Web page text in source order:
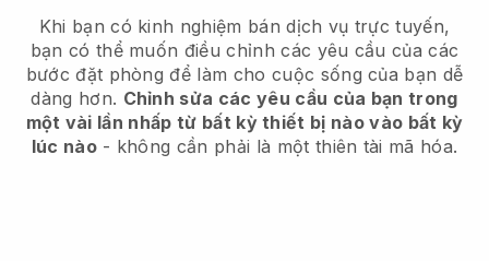
Khi bạn có kinh nghiệm bán dịch vụ trực tuyến,
bạn có thể muốn điều chỉnh các yêu cầu của các
bước đặt phòng để làm cho cuộc sống của bạn dễ
dàng hơn. Chỉnh sửa các yêu cầu của bạn trong
một vài lần nhấp từ bất kỳ thiết bị nào vào bất kỳ
lúc nào- không cần phải là một thiên tài mã hóa.